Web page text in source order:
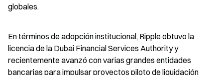
globales.
En términos de adopción institucional, Ripple obtuvo la
licencia de la Dubai Financial Services Authority y
recientemente avanzó con varias grandes entidades
bancarias para impulsar proyectos piloto de liquidación